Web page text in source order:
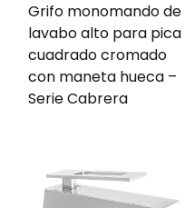
Grifo monomando de
lavabo alto para pica
cuadrado cromado
con maneta hueca –
Serie Cabrera